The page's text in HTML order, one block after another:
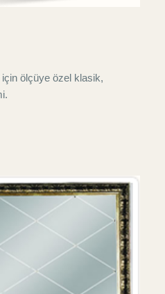
ölçüye özel klasik,